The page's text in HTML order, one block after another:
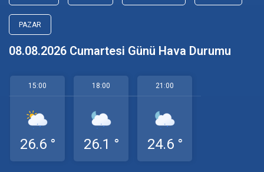
PAZAR
08.08.2026 Cumartesi Günü Hava Durumu
15:00
26.6 °
18:00
26.1 °
21:00
24.6 °